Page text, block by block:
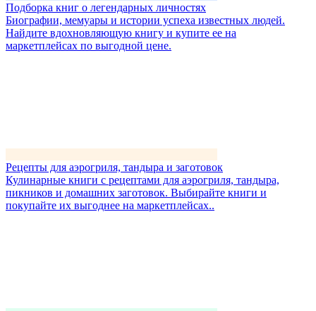
Подборка книг о легендарных личностях
Биографии, мемуары и истории успеха известных людей.
Найдите вдохновляющую книгу и купите ее на
маркетплейсах по выгодной цене.
Рецепты для аэрогриля, тандыра и заготовок
Кулинарные книги с рецептами для аэрогриля, тандыра,
пикников и домашних заготовок. Выбирайте книги и
покупайте их выгоднее на маркетплейсах..